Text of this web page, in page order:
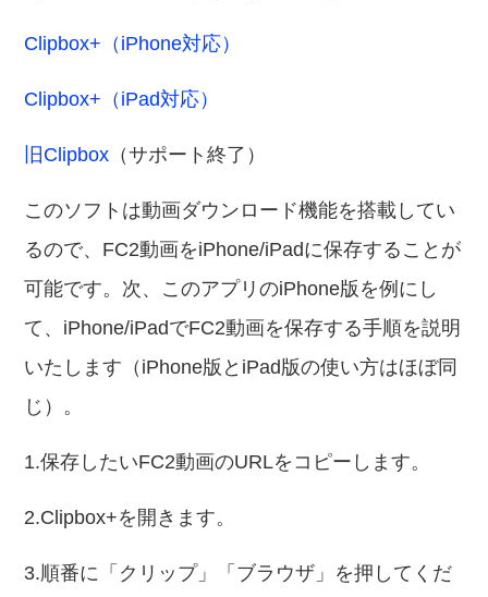
Clipbox+（iPhone対応）
Clipbox+（iPad対応）
旧Clipbox （サポート終了）
このソフトは動画ダウンロード機能を搭載してい
るので、FC2動画をiPhone/iPadに保存することが
可能です。次、このアプリのiPhone版を例にし
て、iPhone/iPadでFC2動画を保存する手順を説明
いたします（iPhone版とiPad版の使い方はほぼ同
じ）。
1.保存したいFC2動画のURLをコピーします。
2.Clipbox+を開きます。
3.順番に「クリップ」「ブラウザ」を押してくだ